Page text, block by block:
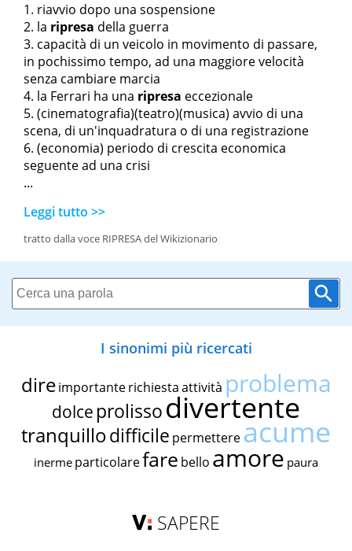
riavvio dopo una sospensione
la ripresa della guerra
capacità di un veicolo in movimento di passare,
in pochissimo tempo, ad una maggiore velocità
senza cambiare marcia
la Ferrari ha una ripresa eccezionale
(cinematografia)(teatro)(musica) avvio di una
scena, di un'inquadratura o di una registrazione
(economia) periodo di crescita economica
seguente ad una crisi
...
Leggi tutto >>
tratto dalla voce RIPRESA del Wikizionario
I sinonimi più ricercati
dire importante richiestaattività problema
dolce prolissodivertente
tranquillodifficile permettereacume
inerme particolarefare bello amore paura
SAPERE